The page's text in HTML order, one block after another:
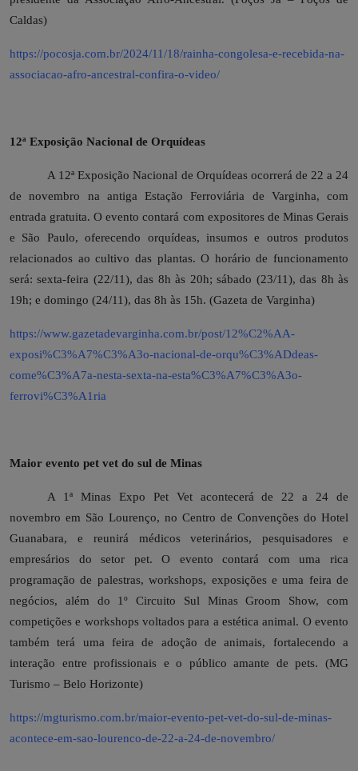
Caldas)
https://pocosja.com.br/2024/11/18/rainha-congolesa-e-recebida-na-
associacao-afro-ancestral-confira-o-video/
12ª Exposição Nacional de Orquídeas
A 12ª Exposição Nacional de Orquídeas ocorrerá de 22 a 24
de novembro na antiga Estação Ferroviária de Varginha, com
entrada gratuita. O evento contará com expositores de Minas Gerais
e São Paulo, oferecendo orquídeas, insumos e outros produtos
relacionados ao cultivo das plantas. O horário de funcionamento
será: sexta-feira (22/11), das 8h às 20h; sábado (23/11), das 8h às
19h; e domingo (24/11), das 8h às 15h. (Gazeta de Varginha)
https://www.gazetadevarginha.com.br/post/12%C2%AA-
exposi%C3%A7%C3%A3o-nacional-de-orqu%C3%ADdeas-
come%C3%A7a-nesta-sexta-na-esta%C3%A7%C3%A3o-
ferrovi%C3%A1ria
Maior evento pet vet do sul de Minas
A 1ª Minas Expo Pet Vet acontecerá de 22 a 24 de
novembro em São Lourenço, no Centro de Convenções do Hotel
Guanabara, e reunirá médicos veterinários, pesquisadores e
empresários do setor pet. O evento contará com uma rica
programação de palestras, workshops, exposições e uma feira de
negócios, além do 1º Circuito Sul Minas Groom Show, com
competições e workshops voltados para a estética animal. O evento
também terá uma feira de adoção de animais, fortalecendo a
interação entre profissionais e o público amante de pets. (MG
Turismo – Belo Horizonte)
https://mgturismo.com.br/maior-evento-pet-vet-do-sul-de-minas-
acontece-em-sao-lourenco-de-22-a-24-de-novembro/